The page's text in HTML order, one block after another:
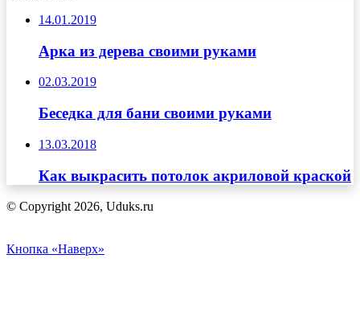
14.01.2019
Арка из дерева своими руками
02.03.2019
Беседка для бани своими руками
13.03.2018
Как выкрасить потолок акриловой краской
© Copyright 2026, Uduks.ru
Кнопка «Наверх»